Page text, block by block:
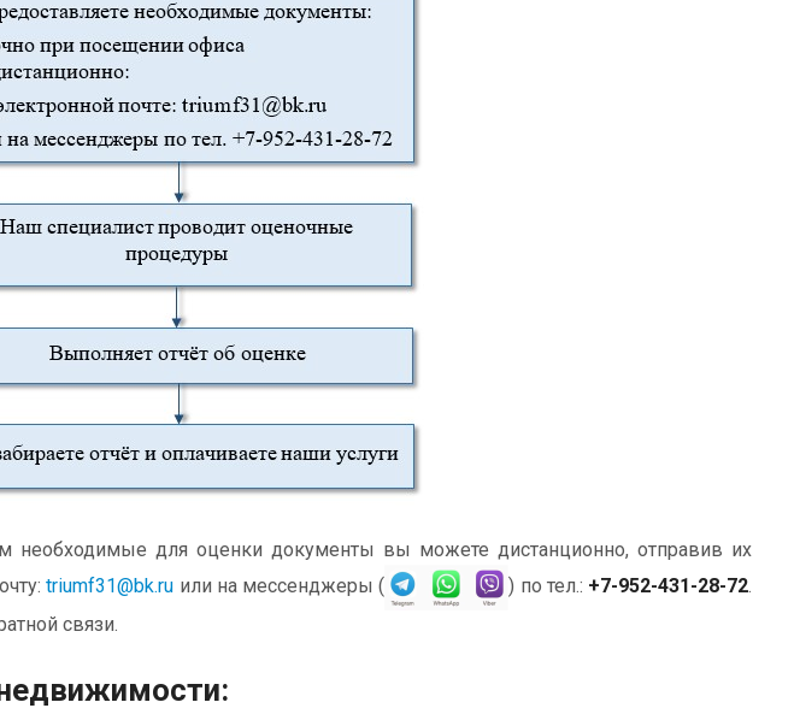
необходимые для оценки документы вы можете дистанционно, отправив их
triumf31@bk.ru или на мессенджеры ( ) по тел.: +7-952-431-28-72.
связи.